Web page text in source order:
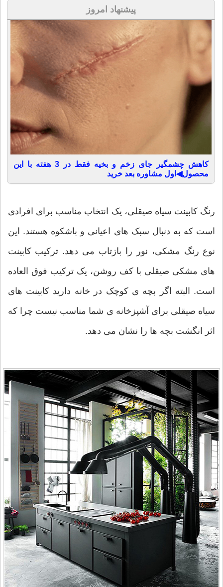
پیشنهاد امروز
کاهش چشمگیر جای زخم و بخیه فقط در 3 هفته با این
محصول◀اول مشاوره بعد خرید
رنگ کابینت سیاه صیقلی، یک انتخاب مناسب برای افرادی
است که به دنبال سبک های اعیانی و باشکوه هستند. این
نوع رنگ مشکی، نور را بازتاب می دهد. ترکیب کابینت
های مشکی صیقلی با کف روشن، یک ترکیب فوق العاده
است. البته اگر بچه ی کوچک در خانه دارید کابینت های
سیاه صیقلی برای آشپزخانه ی شما مناسب نیست چرا که
اثر انگشت بچه ها را نشان می دهد.